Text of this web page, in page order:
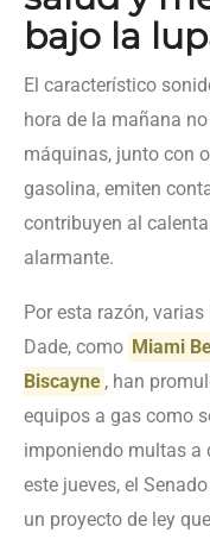
bajo la
El característico
hora de la mañana
máquinas, junto con
gasolina, emiten
contribuyen al
alarmante.
Por esta razón,
Dade, como Miami
Biscayne , han
equipos a gas como
imponiendo multas a
este jueves, el
un proyecto de ley